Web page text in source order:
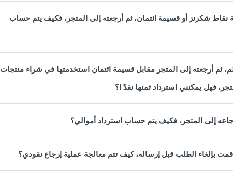
نقاط شكرنز أو قسيمة ائتمان، ثم أرجعته إلى المتجر، فكيف يتم حساب
ثم أرجعته إلى المتجر مقابل قسيمة ائتمان استخدمتها في شراء منتجات
فهل يمكنني استرداد ثمنها نقدً ا؟
إلى المتجر، فكيف يتم حساب استرداد أموالي؟
بإلغاء الطلب قبل إرساله، كيف تتم معالجة عملية إرجاع نقودي؟